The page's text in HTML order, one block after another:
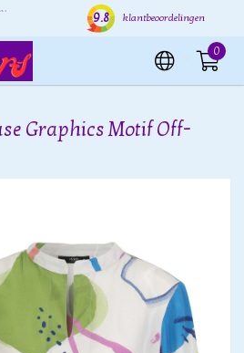
Gratis verzenden EU
9.8 klantbeoordelingen
0
Graphics Motif Off-